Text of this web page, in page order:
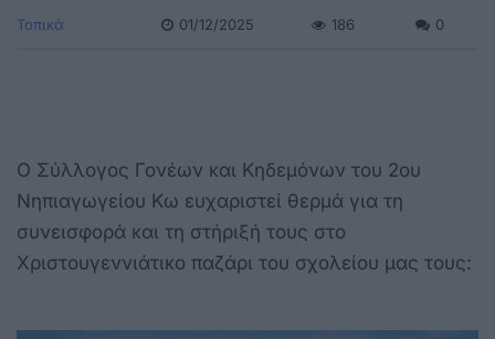
Τοπικά 01/12/2025 186 0
Ο Σύλλογος Γονέων και Κηδεμόνων του 2ου
Νηπιαγωγείου Κω ευχαριστεί θερμά για τη
συνεισφορά και τη στήριξή τους στο
Χριστουγεννιάτικο παζάρι του σχολείου μας τους: